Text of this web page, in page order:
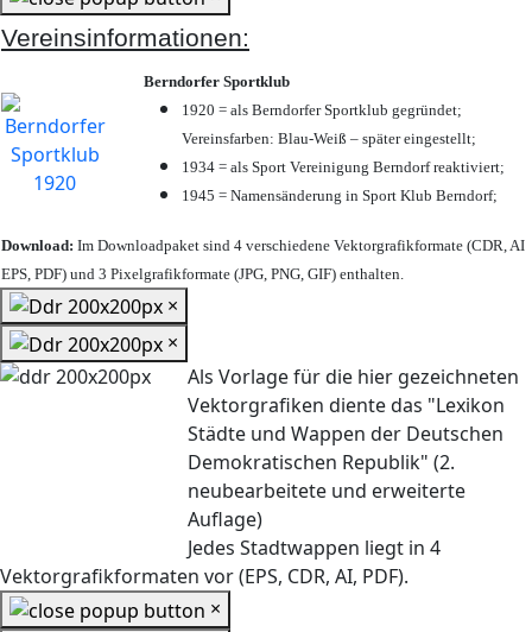
Vereinsinformationen:
Berndorfer Sportklub
1920 = als Berndorfer Sportklub gegründet;
Vereinsfarben: Blau-Weiß – später eingestellt;
1934 = als Sport Vereinigung Berndorf reaktiviert;
1945 = Namensänderung in Sport Klub Berndorf;
Download: Im Downloadpaket sind 4 verschiedene Vektorgrafikformate (CDR, AI
EPS, PDF) und 3 Pixelgrafikformate (JPG, PNG, GIF) enthalten.
×
×
Als Vorlage für die hier gezeichneten
Vektorgrafiken diente das "Lexikon
Städte und Wappen der Deutschen
Demokratischen Republik" (2.
neubearbeitete und erweiterte
Auflage)
Jedes Stadtwappen liegt in 4
Vektorgrafikformaten vor (EPS, CDR, AI, PDF).
×